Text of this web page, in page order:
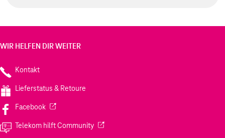
WIR HELFEN DIR WEITER
Kontakt
Lieferstatus & Retoure
Facebook(Wird in einem neuen Tab geöffnet)
Telekom hilft Community(Wird in einem neuen Tab geöffnet)